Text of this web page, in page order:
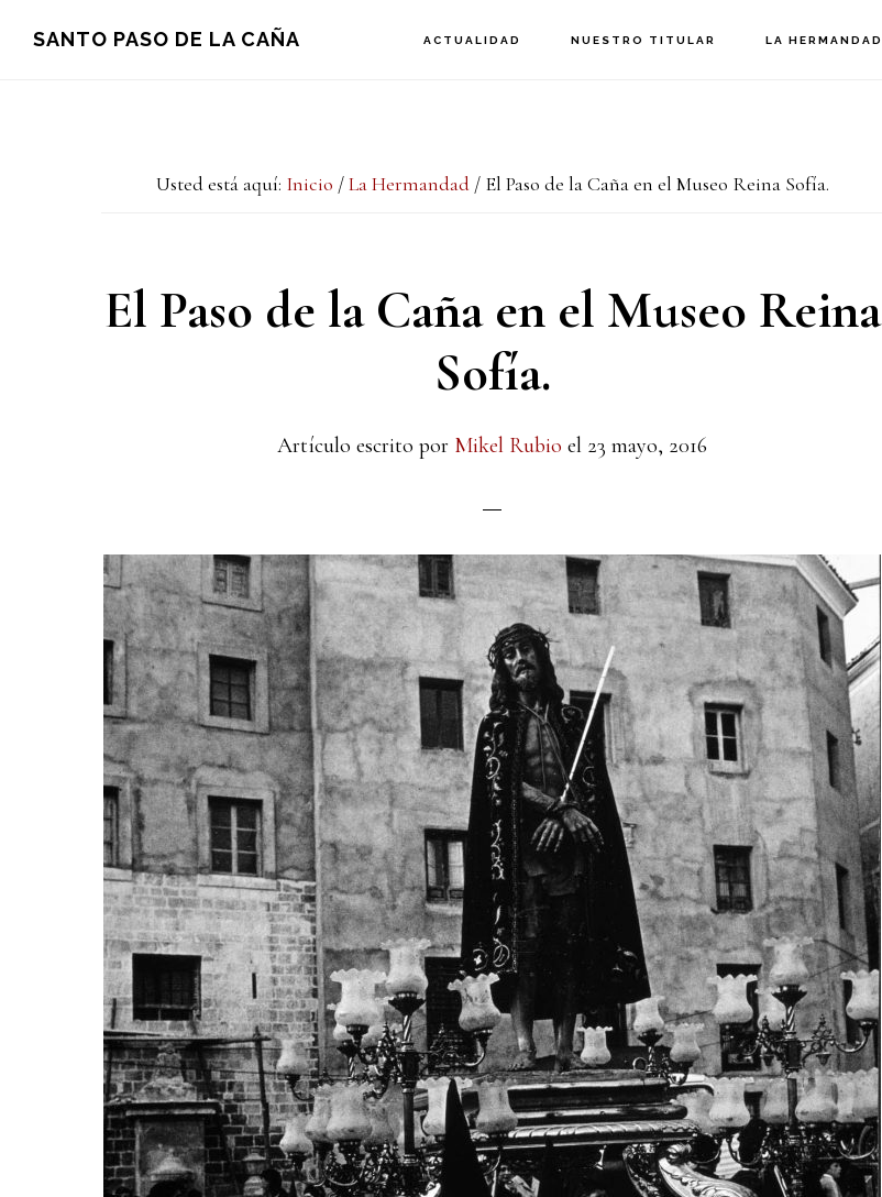
SANTO PASO DE LA CAÑA ACTUALIDAD NUESTRO TITULAR LA HERMANDAD
Usted está aquí: Inicio / La Hermandad /El Paso de la Caña en el Museo Reina Sofía.
El Paso de la Caña en el Museo Reina
Sofía.
Artículo escrito por Mikel Rubio el 23 mayo, 2016